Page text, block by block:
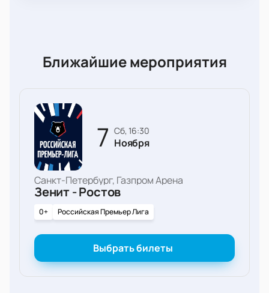
Ближайшие мероприятия
7 сб, 16:30
Ноября
Санкт-Петербург, Газпром Арена
Зенит - Ростов
0+ Российская Премьер Лига
Выбрать билеты